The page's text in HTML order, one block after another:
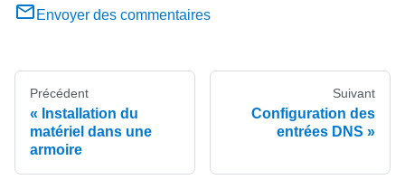
Envoyer des commentaires
Précédent
Installation du
matériel dans une
armoire
Suivant
Configuration des
entrées DNS